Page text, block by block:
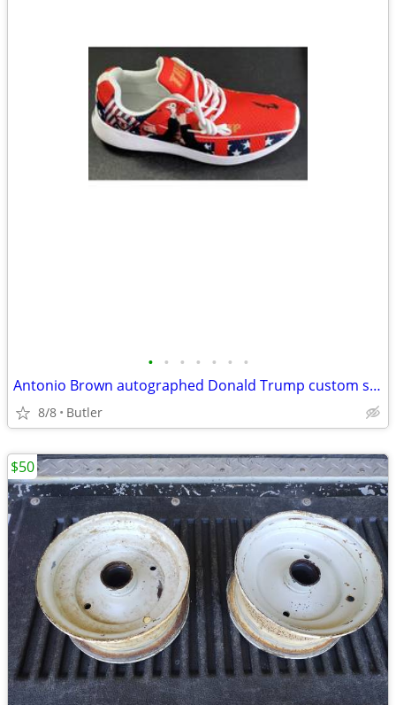
• • • • • • •
Antonio Brown autographed Donald Trump custom shoe Beckett COA
8/8 Butler
$50